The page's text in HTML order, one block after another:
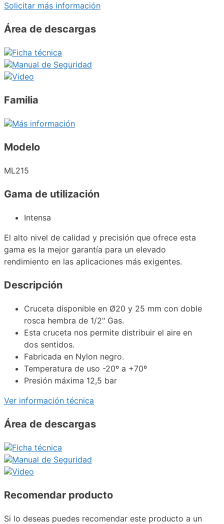
Solicitar más información
Área de descargas
Ficha técnica
Manual de Seguridad
Video
Familia
Más información
Modelo
ML215
Gama de utilización
Intensa
El alto nivel de calidad y precisión que ofrece esta
gama es la mejor garantía para un elevado
rendimiento en las aplicaciones más exigentes.
Descripción
Cruceta disponible en Ø20 y 25 mm con doble
rosca hembra de 1/2" Gas.
Esta cruceta nos permite distribuir el aire en
dos sentidos.
Fabricada en Nylon negro.
Temperatura de uso -20º a +70º
Presión máxima 12,5 bar
Ver información técnica
Área de descargas
Ficha técnica
Manual de Seguridad
Video
Recomendar producto
Si lo deseas puedes recomendar este producto a un